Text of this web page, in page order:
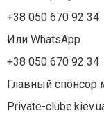
+38 050 670 92 34
Или WhatsApp
+38 050 670 92 34
Главный спонсор
Private-